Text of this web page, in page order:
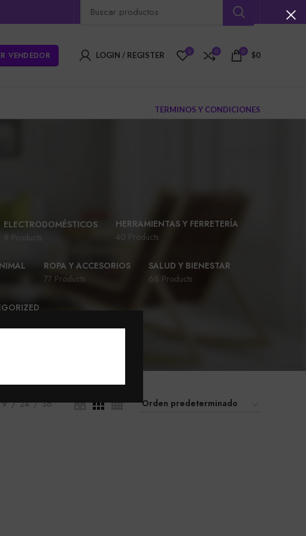
VENDEDOR LOGIN / REGISTER 0 0 0 $0
TERMINOS Y CONDICIONES
ELECTRODOMÉSTICOS
9 Products
HERRAMIENTAS Y FERRETERÍA
40 Products
ROPA Y ACCESORIOS
77 Products
SALUD Y BIENESTAR
66 Products
9 24 36